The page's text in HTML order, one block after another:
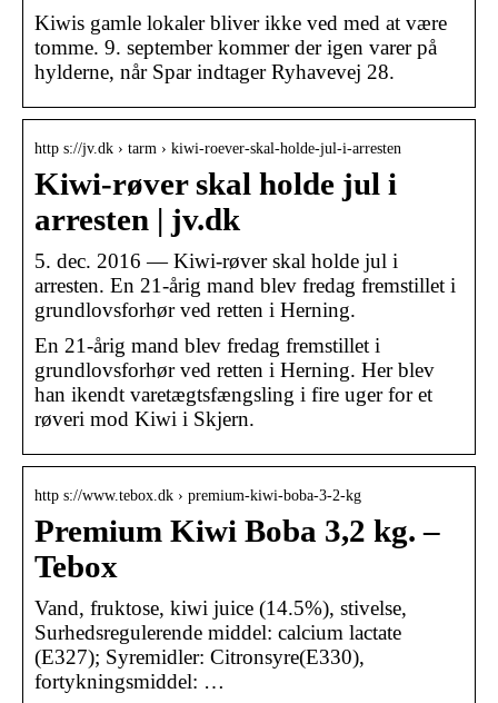
Kiwis gamle lokaler bliver ikke ved med at være
tomme. 9. september kommer der igen varer på
hylderne, når Spar indtager Ryhavevej 28.
http s://jv.dk › tarm › kiwi-roever-skal-holde-jul-i-arresten
Kiwi-røver skal holde jul i
arresten | jv.dk
5. dec. 2016 — Kiwi-røver skal holde jul i
arresten. En 21-årig mand blev fredag fremstillet i
grundlovsforhør ved retten i Herning.
En 21-årig mand blev fredag fremstillet i
grundlovsforhør ved retten i Herning. Her blev
han ikendt varetægtsfængsling i fire uger for et
røveri mod Kiwi i Skjern.
http s://www.tebox.dk › premium-kiwi-boba-3-2-kg
Premium Kiwi Boba 3,2 kg. –
Tebox
Vand, fruktose, kiwi juice (14.5%), stivelse,
Surhedsregulerende middel: calcium lactate
(E327); Syremidler: Citronsyre(E330),
fortykningsmiddel: …